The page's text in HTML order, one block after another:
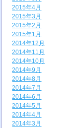
2015年4月
2015年3月
2015年2月
2015年1月
2014年12月
2014年11月
2014年10月
2014年9月
2014年8月
2014年7月
2014年6月
2014年5月
2014年4月
2014年3月